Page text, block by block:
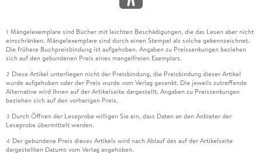
1 Mängelexemplare sind Bücher mit leichten Beschädigungen, die das Lesen aber nicht
einschränken. Mängelexemplare sind durch einen Stempel als solche gekennzeichnet.
Die frühere Buchpreisbindung ist aufgehoben. Angaben zu Preissenkungen beziehen
sich auf den gebundenen Preis eines mangelfreien Exemplars.
2 Diese Artikel unterliegen nicht der Preisbindung, die Preisbindung dieser Artikel
wurde aufgehoben oder der Preis wurde vom Verlag gesenkt. Die jeweils zutreffende
Alternative wird Ihnen auf der Artikelseite dargestellt. Angaben zu Preissenkungen
beziehen sich auf den vorherigen Preis.
3 Durch Öffnen der Leseprobe willigen Sie ein, dass Daten an den Anbieter der
Leseprobe übermittelt werden.
4 Der gebundene Preis dieses Artikels wird nach Ablauf des auf der Artikelseite
dargestellten Datums vom Verlag angehoben.